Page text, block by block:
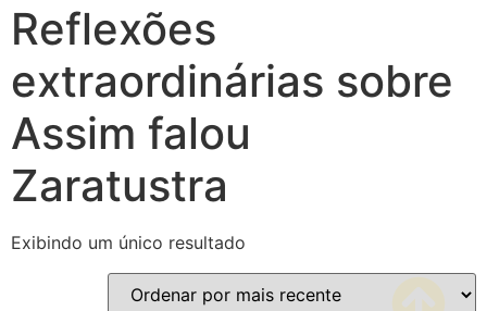
Reflexões
extraordinárias sobre
Assim falou
Zaratustra
Exibindo um único resultado